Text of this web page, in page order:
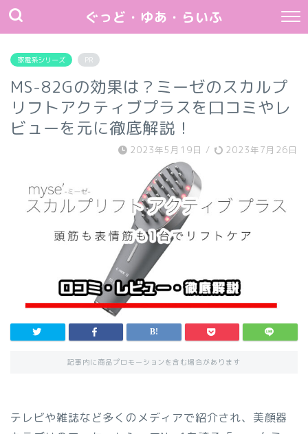
ぐっど・ゆあ・らいふ
家電系シリーズ PR
MS-82Gの効果は？ミーゼのスカルプ
リフトアクティブプラスを口コミやレ
ビューを元に徹底解説！
2023年5月19日 / 2023年7月26日
記事内に商品プロモーションを含む場合があります
テレビや雑誌など多くのメディアで紹介され、美顔器